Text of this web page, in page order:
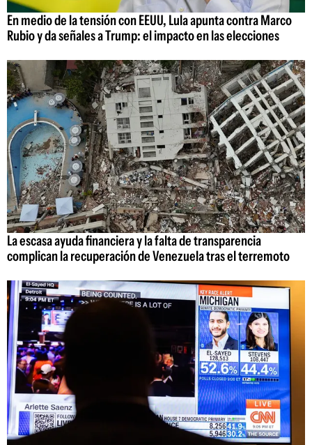
En medio de la tensión con EEUU, Lula apunta contra Marco
Rubio y da señales a Trump: el impacto en las elecciones
La escasa ayuda financiera y la falta de transparencia
complican la recuperación de Venezuela tras el terremoto